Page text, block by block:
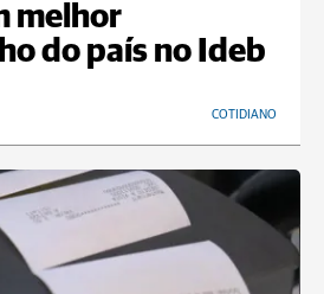
melhor
do país no Ideb
COTIDIANO